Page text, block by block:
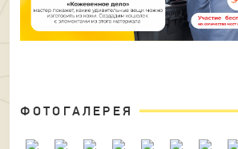
ФОТОГАЛЕРЕЯ